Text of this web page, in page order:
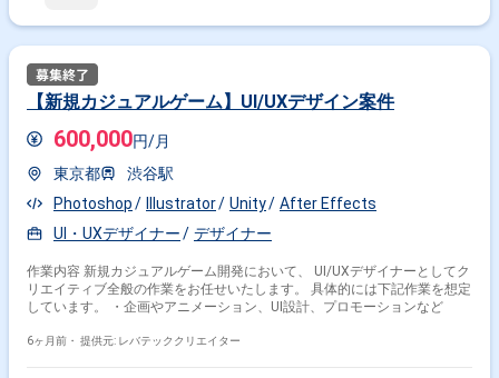
【新規カジュアルゲーム】UI/UXデザイン案件
600,000円/月
東京都
渋谷駅
Photoshop
Illustrator Unity
After Effects
UI・UXデザイナー
デザイナー
作業内容 新規カジュアルゲーム開発において、 UI/UXデザイナーとしてク
リエイティブ全般の作業をお任せいたします。 具体的には下記作業を想定
しています。 ・企画やアニメーション、UI設計、プロモーションなど
6ヶ月前・ 提供元: レバテッククリエイター